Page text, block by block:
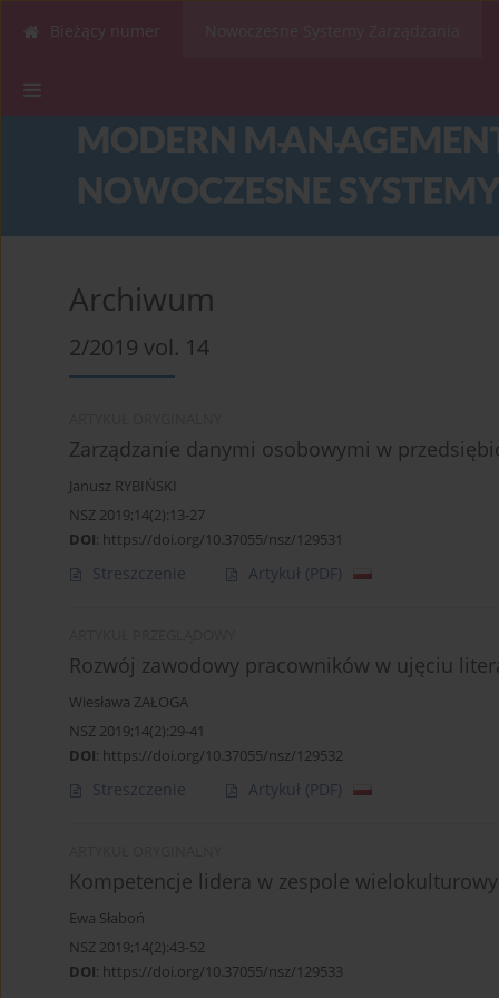
Bieżący numer
Archiwum
2/2019 vol. 14
Zarządzanie danymi osobowymi w
Janusz RYBIŃSKI
NSZ 2019;14(2):13-27
DOI: https://doi.org/10.37055/nsz/129531
Streszczenie Artykuł (PDF)
Rozwój zawodowy pracowników w ujęciu
Wiesława ZAŁOGA
NSZ 2019;14(2):29-41
DOI: https://doi.org/10.37055/nsz/129532
Streszczenie Artykuł (PDF)
Kompetencje lidera w zespole
Ewa Słaboń
NSZ 2019;14(2):43-52
DOI: https://doi.org/10.37055/nsz/129533